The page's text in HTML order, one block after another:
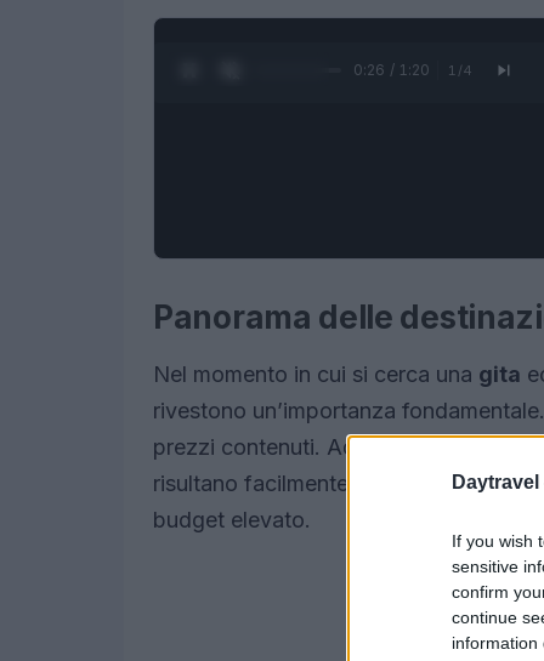
Daytravel
If you wish
sensitive
confirm
continue
information
0:27 / 1:20 1 /4
Panorama delle
Nel momento in cui si cerca una gita
rivestono un’importanza
prezzi contenuti. Ad esempio, le
risultano facilmente raggiungibili e
budget elevato.